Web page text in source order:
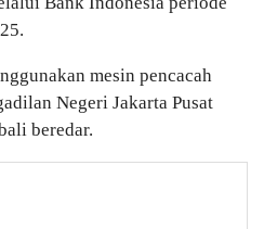
mesin pencacah
Negeri Jakarta Pusat
beredar.